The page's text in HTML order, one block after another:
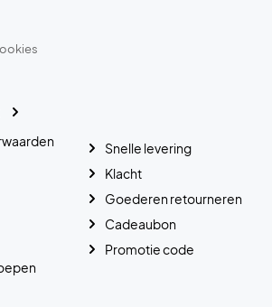
Snelle levering
Klacht
Goederen retourneren
Cadeaubon
Promotie code